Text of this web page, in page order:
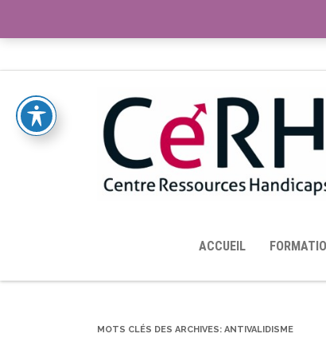
TOUTES LES RESSOURCES MISES À
ACCUEIL
MOTS CLÉS DES ARCHIVES: ANTIVALIDISME